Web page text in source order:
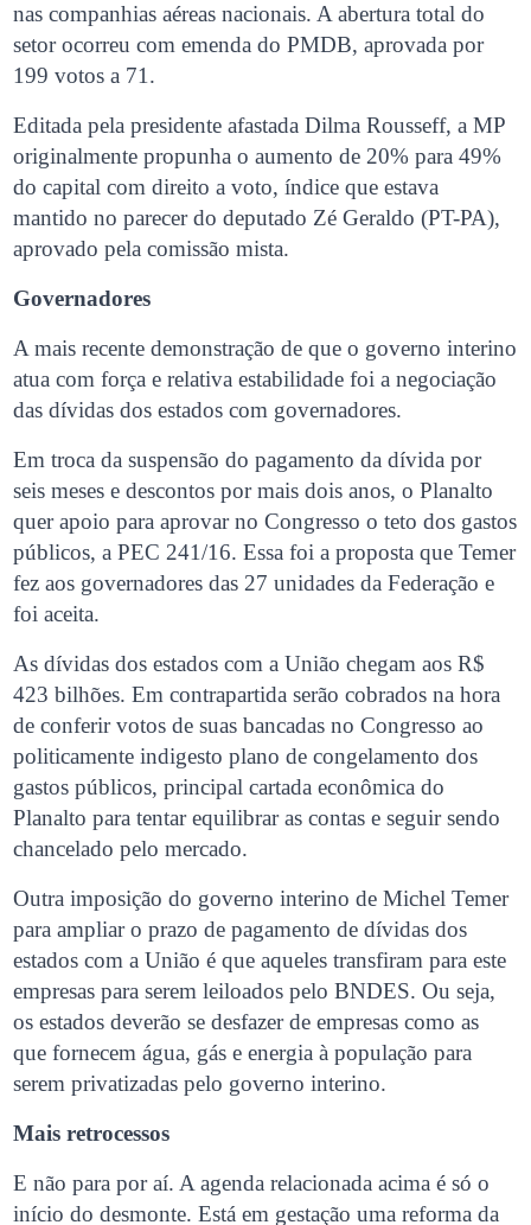
nas companhias aéreas nacionais. A abertura total do
setor ocorreu com emenda do PMDB, aprovada por
199 votos a 71.
Editada pela presidente afastada Dilma Rousseff, a MP
originalmente propunha o aumento de 20% para 49%
do capital com direito a voto, índice que estava
mantido no parecer do deputado Zé Geraldo (PT-PA),
aprovado pela comissão mista.
Governadores
A mais recente demonstração de que o governo interino
atua com força e relativa estabilidade foi a negociação
das dívidas dos estados com governadores.
Em troca da suspensão do pagamento da dívida por
seis meses e descontos por mais dois anos, o Planalto
quer apoio para aprovar no Congresso o teto dos gastos
públicos, a PEC 241/16. Essa foi a proposta que Temer
fez aos governadores das 27 unidades da Federação e
foi aceita.
As dívidas dos estados com a União chegam aos R$
423 bilhões. Em contrapartida serão cobrados na hora
de conferir votos de suas bancadas no Congresso ao
politicamente indigesto plano de congelamento dos
gastos públicos, principal cartada econômica do
Planalto para tentar equilibrar as contas e seguir sendo
chancelado pelo mercado.
Outra imposição do governo interino de Michel Temer
para ampliar o prazo de pagamento de dívidas dos
estados com a União é que aqueles transfiram para este
empresas para serem leiloados pelo BNDES. Ou seja,
os estados deverão se desfazer de empresas como as
que fornecem água, gás e energia à população para
serem privatizadas pelo governo interino.
Mais retrocessos
E não para por aí. A agenda relacionada acima é só o
início do desmonte. Está em gestação uma reforma da